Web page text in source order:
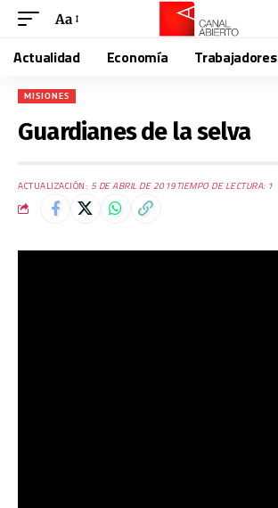
Aa
Actualidad Economía Trabajadores
MISIONES
Guardianes de la selva
ACTUALIZACIÓN: 5 DE ABRIL DE 2019TIEMPO DE LECTURA: 1